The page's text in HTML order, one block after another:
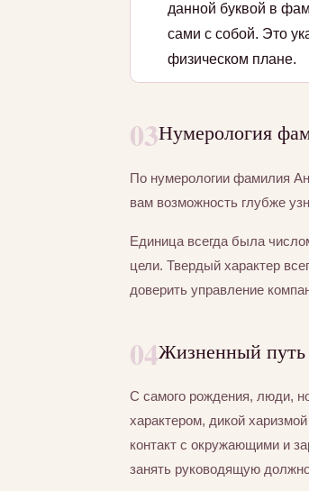
данной буквой в
сами с собой. Это
физическом плане.
03Нумерология
По нумерологии фамилия
вам возможность глубже
Единица всегда была
цели. Твердый характер
доверить управление
04Жизненный
С самого рождения, люди,
характером, дикой
контакт с окружающими и
занять руководящую